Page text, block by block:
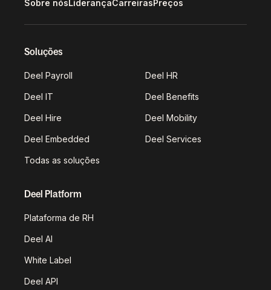
Sobre nósLiderançaCarreirasPreços
Soluções
Deel Payroll Deel HR
Deel IT Deel Benefits
Deel Hire Deel Mobility
Deel Embedded Deel Services
Todas as soluções
Deel Platform
Plataforma de RH
Deel AI
White Label
Deel API